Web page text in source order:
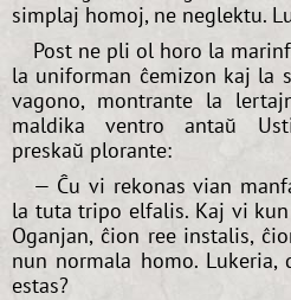
simplaj homoj, ne neglektu.
Post ne pli ol horo la
la uniforman ĉemizon kaj la
vagono, montrante la
maldika ventro antaŭ
preskaŭ plorante:
— Ĉu vi rekonas vian
la tuta tripo elfalis. Kaj vi
Oganjan, ĉion ree instalis,
nun normala homo.
estas?